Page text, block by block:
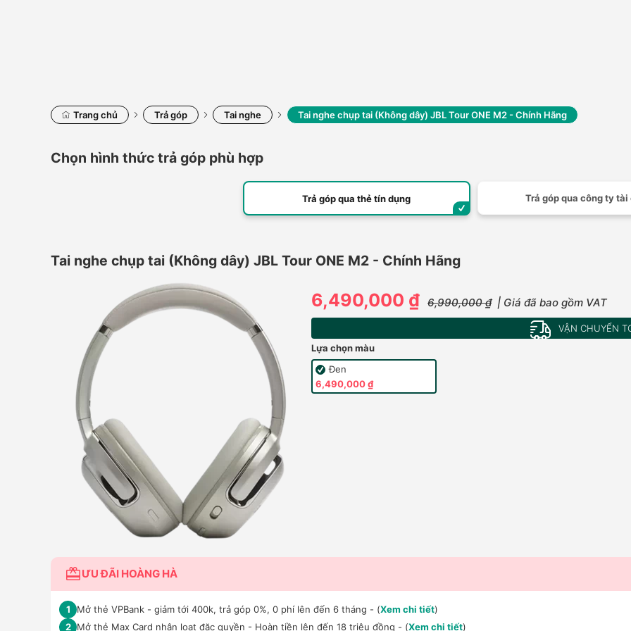
Trang chủ Trả góp Tai nghe Tai nghe chụp tai (Không dây) JBL Tour ONE M2 - Chính Hãng
Chọn hình thức trả góp phù hợp
Trả góp qua thẻ tín dụng Trả góp qua công ty tài
Tai nghe chụp tai (Không dây) JBL Tour ONE M2 - Chính Hãng
6,490,000 ₫ 6,990,000 ₫ | Giá đã bao gồm VAT
VẬN CHUYỂN
Lựa chọn màu
Đen
6,490,000 ₫
ƯU ĐÃI HOÀNG HÀ
1 Mở thẻ VPBank - giảm tới 400k, trả góp 0%, 0 phí lên đến 6 tháng - (Xem chi tiết)
2 Mở thẻ Max Card nhận loạt đặc quyền - Hoàn tiền lên đến 18 triệu đồng - (Xem chi tiết)